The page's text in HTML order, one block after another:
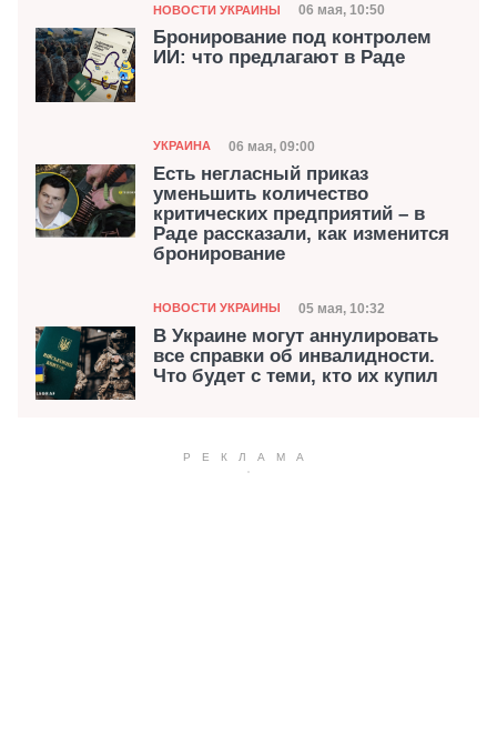
Категория
НОВОСТИ УКРАИНЫ Дата публикации
06 мая, 10:50
Бронирование под контролем
ИИ: что предлагают в Раде
Категория
УКРАИНА Дата публикации
06 мая, 09:00
Есть негласный приказ
уменьшить количество
критических предприятий – в
Раде рассказали, как изменится
бронирование
Категория
НОВОСТИ УКРАИНЫ Дата публикации
05 мая, 10:32
В Украине могут аннулировать
все справки об инвалидности.
Что будет с теми, кто их купил